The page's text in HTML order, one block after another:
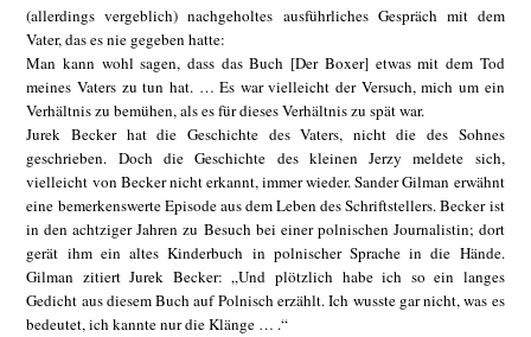
(allerdings vergeblich) nachgeholtes ausführliches Gespräch mit dem
Vater, das es nie gegeben hatte:
Man kann wohl sagen, dass das Buch [Der Boxer] etwas mit dem Tod
meines Vaters zu tun hat. … Es war vielleicht der Versuch, mich um ein
Verhältnis zu bemühen, als es für dieses Verhältnis zu spät war.
Jurek Becker hat die Geschichte des Vaters, nicht die des Sohnes
geschrieben. Doch die Geschichte des kleinen Jerzy meldete sich,
vielleicht von Becker nicht erkannt, immer wieder. Sander Gilman erwähnt
eine bemerkenswerte Episode aus dem Leben des Schriftstellers. Becker ist
in den achtziger Jahren zu Besuch bei einer polnischen Journalistin; dort
gerät ihm ein altes Kinderbuch in polnischer Sprache in die Hände.
Gilman zitiert Jurek Becker: „Und plötzlich habe ich so ein langes
Gedicht aus diesem Buch auf Polnisch erzählt. Ich wusste gar nicht, was es
bedeutet, ich kannte nur die Klänge … .“